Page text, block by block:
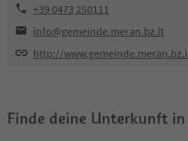
+39 0473 250111
info@gemeinde.meran.bz.it
http://
Finde deine Unterkunft